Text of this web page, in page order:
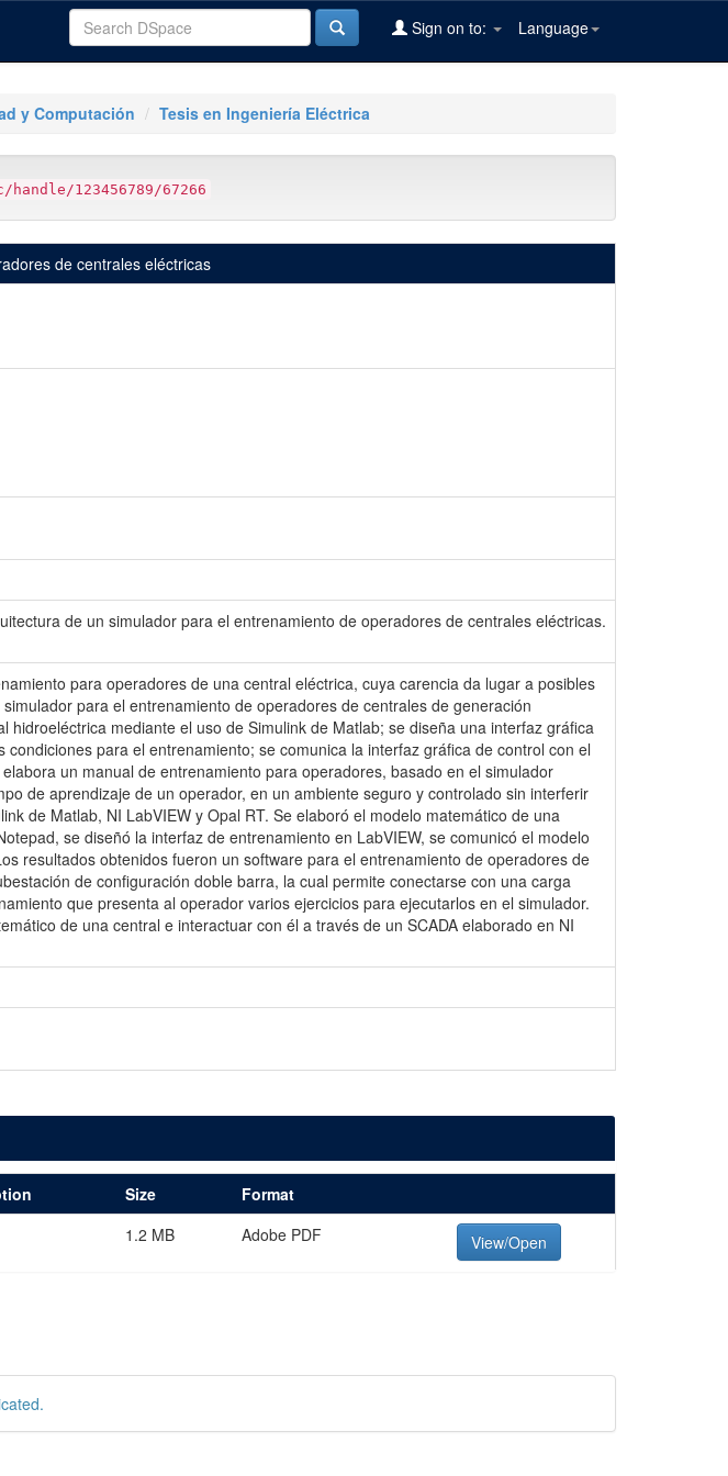
Language
Sign on to:
y Computación Tesis en Ingeniería Eléctrica
123456789/67266
de centrales eléctricas
de un simulador para el entrenamiento de operadores de centrales eléctricas.
para operadores de una central eléctrica, cuya carencia da lugar a posibles
para el entrenamiento de operadores de centrales de generación
mediante el uso de Simulink de Matlab; se diseña una interfaz gráfica
para el entrenamiento; se comunica la interfaz gráfica de control con el
un manual de entrenamiento para operadores, basado en el simulador
de aprendizaje de un operador, en un ambiente seguro y controlado sin interferir
de Matlab, NI LabVIEW y Opal RT. Se elaboró el modelo matemático de una
se diseñó la interfaz de entrenamiento en LabVIEW, se comunicó el modelo
resultados obtenidos fueron un software para el entrenamiento de operadores de
de configuración doble barra, la cual permite conectarse con una carga
que presenta al operador varios ejercicios para ejecutarlos en el simulador.
de una central e interactuar con él a través de un SCADA elaborado en NI
Size
Format
1.2 MB Adobe PDF View/Open